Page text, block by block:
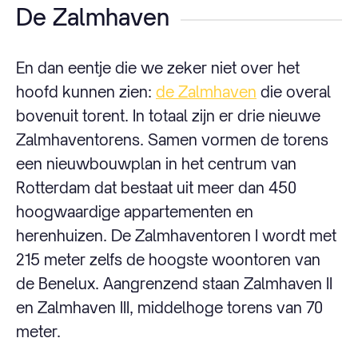
De Zalmhaven
En dan eentje die we zeker niet over het
hoofd kunnen zien: de Zalmhaven die overal
bovenuit torent. In totaal zijn er drie nieuwe
Zalmhaventorens. Samen vormen de torens
een nieuwbouwplan in het centrum van
Rotterdam dat bestaat uit meer dan 450
hoogwaardige appartementen en
herenhuizen. De Zalmhaventoren I wordt met
215 meter zelfs de hoogste woontoren van
de Benelux. Aangrenzend staan Zalmhaven II
en Zalmhaven III, middelhoge torens van 70
meter.